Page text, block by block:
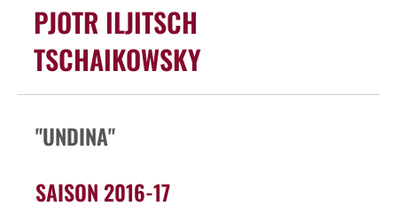
PJOTR ILJITSCH
TSCHAIKOWSKY
"UNDINA"
SAISON 2016-17